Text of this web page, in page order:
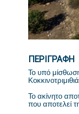
ΠΕΡΙΓΡΑΦΉ
Το υπό
Το ακίνητο
που αποτελεί